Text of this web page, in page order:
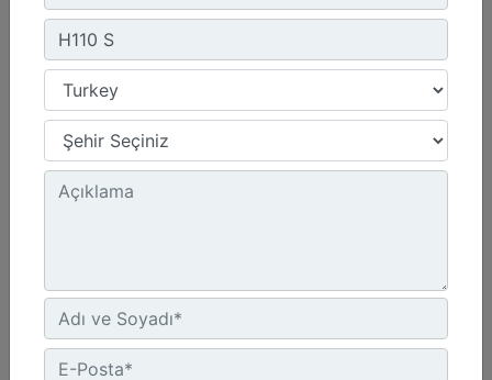
Çalışma Ağırlığı - Ataşman Dahil :
771 lb - 349.7 kg
Enerji Sınıfı :
Detay